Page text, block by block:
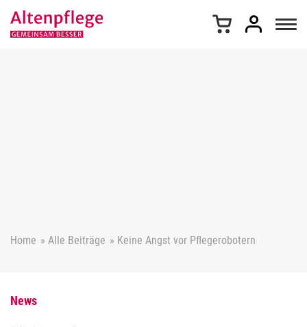
Home » Alle Beiträge » Keine Angst vor Pflegerobotern
News